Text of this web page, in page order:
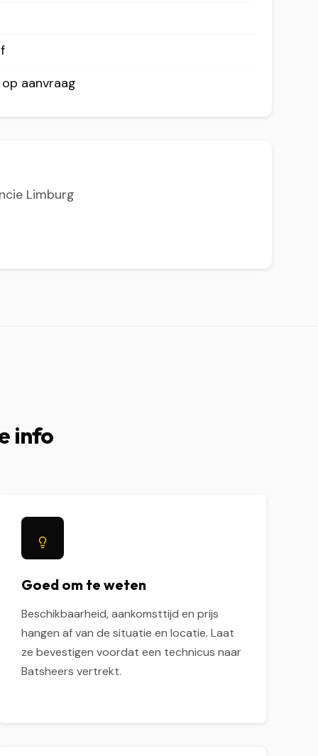
aanvraag
Limburg
info
Goed om te weten
Beschikbaarheid, aankomsttijd en prijs
hangen af van de situatie en locatie. Laat
ze bevestigen voordat een technicus naar
Batsheers vertrekt.